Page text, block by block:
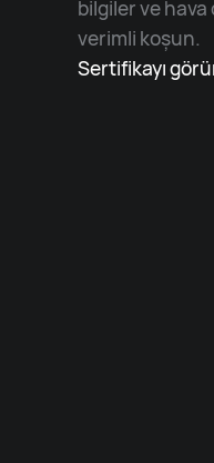
bilgiler ve
verimli koşun.
Sertifikayı